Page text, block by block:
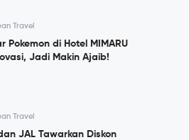
Travel
Pokemon di Hotel MIMARU
Jadi Makin Ajaib!
Travel
JAL Tawarkan Diskon